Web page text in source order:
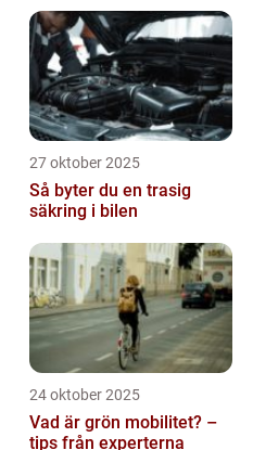
27 oktober 2025
Så byter du en trasig
säkring i bilen
24 oktober 2025
Vad är grön mobilitet? –
tips från experterna